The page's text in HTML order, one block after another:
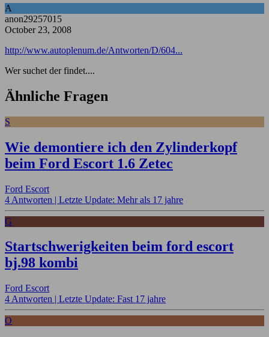
A
anon29257015
October 23, 2008
http://www.autoplenum.de/Antworten/D/604...
Wer suchet der findet....
Ähnliche Fragen
S
Wie demontiere ich den Zylinderkopf
beim Ford Escort 1.6 Zetec
Ford Escort
4 Antworten | Letzte Update: Mehr als 17 jahre
G
Startschwerigkeiten beim ford escort
bj.98 kombi
Ford Escort
4 Antworten | Letzte Update: Fast 17 jahre
O